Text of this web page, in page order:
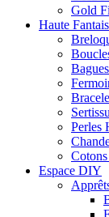
Gold
Haute
Perles
Espace DIY